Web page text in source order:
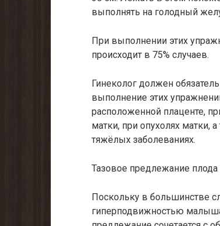
выполнять на голодный
При выполнении этих
происходит в 75% случаев.
Гинеколог должен
выполнение этих
расположенной плаценте,
матки, при опухолях матки,
тяжёлых заболеваниях.
Тазовое предлежание
Поскольку в большинстве
гиперподвижностью